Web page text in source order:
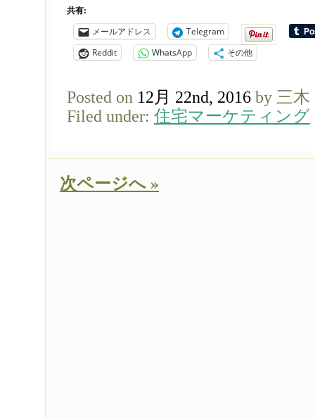
共有:
メールアドレス
Telegram
Reddit
WhatsApp その他
Posted on 12月 22nd, 2016 by 三木
Filed under: 住宅マーケティング
次ページへ »